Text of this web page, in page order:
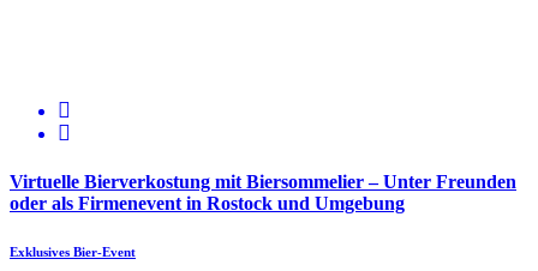
Virtuelle Bierverkostung mit Biersommelier – Unter Freunden
oder als Firmenevent in Rostock und Umgebung
Exklusives Bier-Event